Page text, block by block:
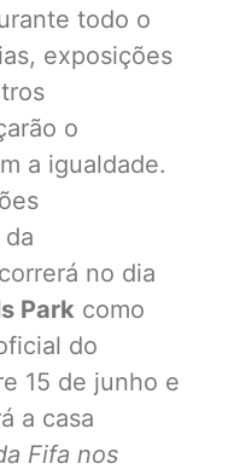
todo o
exposições
o
a igualdade.
no dia
Park como
do
15 de junho e
a casa
Fifa nos